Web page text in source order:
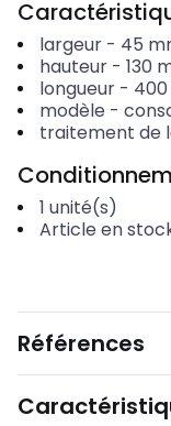
largeur- 45
hauteur- 130
longueur- 400
modèle -
traitement de
1 unité(s)
Article en
Références